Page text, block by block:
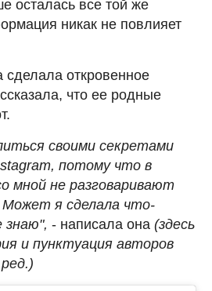
осталась все той же
никак не повлияет
сделала откровенное
что ее родные
своими секретами
потому что в
мной не разговаривают
Может я сделала что-
знаю", - написала она (здесь
и пунктуация авторов